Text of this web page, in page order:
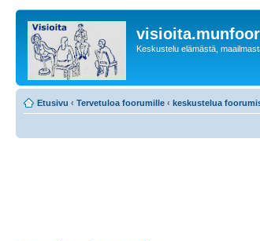
Keskustelu elämästä,
Etusivu ‹ Tervetuloa foorumille ‹ keskustelua